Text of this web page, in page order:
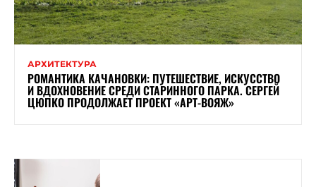
АРХИТЕКТУРА
РОМАНТИКА КАЧАНОВКИ: ПУТЕШЕСТВИЕ, ИСКУССТВО
И ВДОХНОВЕНИЕ СРЕДИ СТАРИННОГО ПАРКА. СЕРГЕЙ
ЦЮПКО ПРОДОЛЖАЕТ ПРОЕКТ «АРТ-ВОЯЖ»